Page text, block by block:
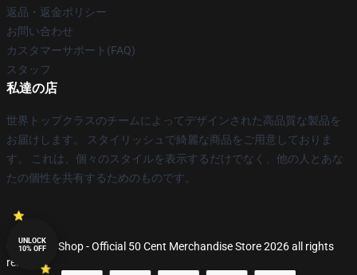
返品・返金ポリシー
お問い合わせ
カスタマーサポート(FAQ)
スタッフ
私達の店
世界トップクラスのチームによってデザインされた高品質な製品を
お届けします。 スタイリッシュで綺麗な商品をご用意しておりま
す。 これは、個々のスタイルを表示するだけでなく、他の人とあな
たの個性を共有するためのものです。
© 50 Cent Shop - Official 50 Cent Merchandise Store 2026 all rights
reserved
UNLOCK
10% OFF